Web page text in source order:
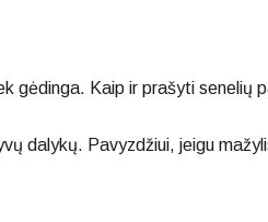
gėdinga. Kaip ir prašyti senelių
dalykų. Pavyzdžiui, jeigu